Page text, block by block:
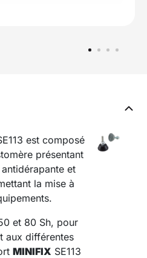
est composé
présentant
et
la mise à
et 80 Sh, pour
aux différentes
MINIFIX SE113